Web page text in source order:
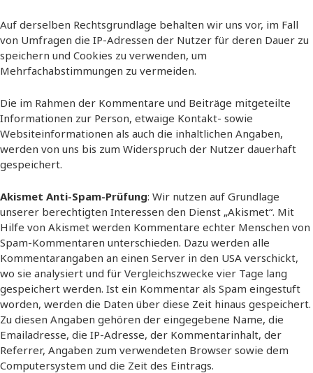
Auf derselben Rechtsgrundlage behalten wir uns vor, im Fall
von Umfragen die IP-Adressen der Nutzer für deren Dauer zu
speichern und Cookies zu verwenden, um
Mehrfachabstimmungen zu vermeiden.
Die im Rahmen der Kommentare und Beiträge mitgeteilte
Informationen zur Person, etwaige Kontakt- sowie
Websiteinformationen als auch die inhaltlichen Angaben,
werden von uns bis zum Widerspruch der Nutzer dauerhaft
gespeichert.
Akismet Anti-Spam-Prüfung: Wir nutzen auf Grundlage
unserer berechtigten Interessen den Dienst „Akismet“. Mit
Hilfe von Akismet werden Kommentare echter Menschen von
Spam-Kommentaren unterschieden. Dazu werden alle
Kommentarangaben an einen Server in den USA verschickt,
wo sie analysiert und für Vergleichszwecke vier Tage lang
gespeichert werden. Ist ein Kommentar als Spam eingestuft
worden, werden die Daten über diese Zeit hinaus gespeichert.
Zu diesen Angaben gehören der eingegebene Name, die
Emailadresse, die IP-Adresse, der Kommentarinhalt, der
Referrer, Angaben zum verwendeten Browser sowie dem
Computersystem und die Zeit des Eintrags.